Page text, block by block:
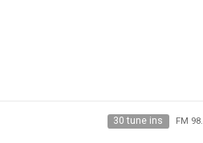
30 tune ins FM